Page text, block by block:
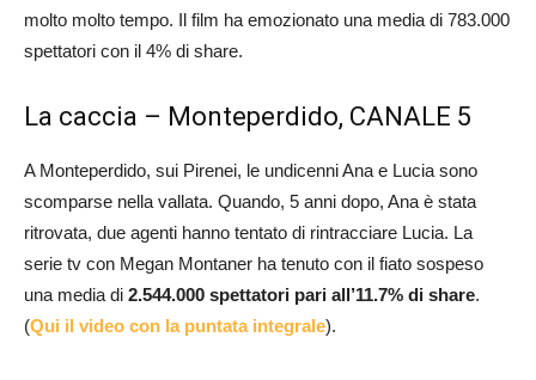
molto molto tempo. Il film ha emozionato una media di 783.000
spettatori con il 4% di share.
La caccia – Monteperdido, CANALE 5
A Monteperdido, sui Pirenei, le undicenni Ana e Lucia sono
scomparse nella vallata. Quando, 5 anni dopo, Ana è stata
ritrovata, due agenti hanno tentato di rintracciare Lucia. La
serie tv con Megan Montaner ha tenuto con il fiato sospeso
una media di 2.544.000 spettatori pari all’11.7% di share.
(Qui il video con la puntata integrale).